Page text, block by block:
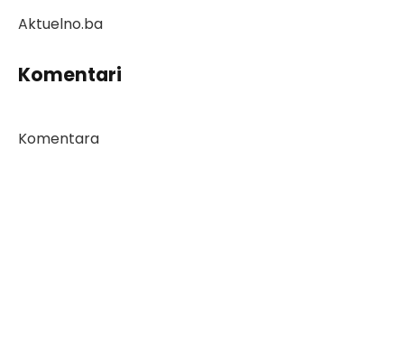
Aktuelno.ba
Komentari
Komentara